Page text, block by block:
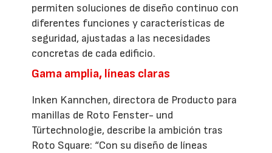
permiten soluciones de diseño continuo con
diferentes funciones y características de
seguridad, ajustadas a las necesidades
concretas de cada edificio.
Gama amplia, líneas claras
Inken Kannchen, directora de Producto para
manillas de Roto Fenster- und
Türtechnologie, describe la ambición tras
Roto Square: “Con su diseño de líneas